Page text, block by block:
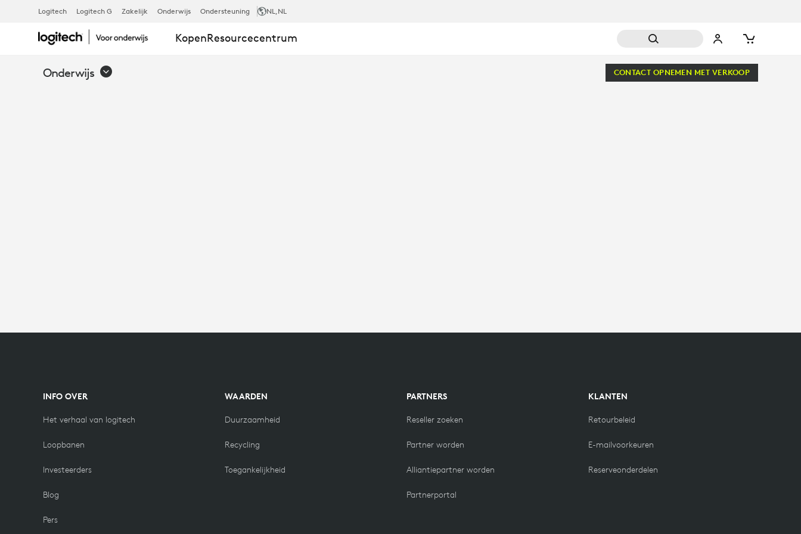
LOGITECH
RUGGED
Logitech Logitech G Zakelijk Onderwijs Ondersteuning NL,NL
KopenResourcecentrum
Onderwijs CONTACT OPNEMEN MET VERKOOP
INFO OVER
Het verhaal van logitech
Loopbanen
Investeerders
Blog
Pers
WAARDEN
Duurzaamheid
Recycling
Toegankelijkheid
PARTNERS
Reseller zoeken
Partner worden
Alliantiepartner worden
Partnerportal
KLANTEN
Retourbeleid
E-mailvoorkeuren
Reserveonderdelen